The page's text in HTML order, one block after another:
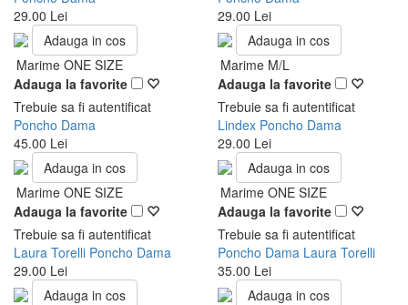
29.00 Lei
29.00 Lei
Adauga in cos
Marime ONE SIZE
Adauga la favorite
Trebuie sa fi autentificat
Poncho Dama
45.00 Lei
Adauga in cos
Marime M/L
Adauga la favorite
Trebuie sa fi autentificat
Lindex Poncho Dama
29.00 Lei
Adauga in cos
Marime ONE SIZE
Adauga la favorite
Trebuie sa fi autentificat
Laura Torelli Poncho Dama
29.00 Lei
Adauga in cos
Marime ONE SIZE
Adauga la favorite
Trebuie sa fi autentificat
Poncho Dama Laura Torelli
35.00 Lei
Adauga in cos
Adauga in cos